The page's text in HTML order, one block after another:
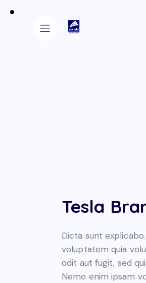
Tesla
Dicta sunt
voluptatem quia
odit aut fugit, sed
Nemo enim ipsam